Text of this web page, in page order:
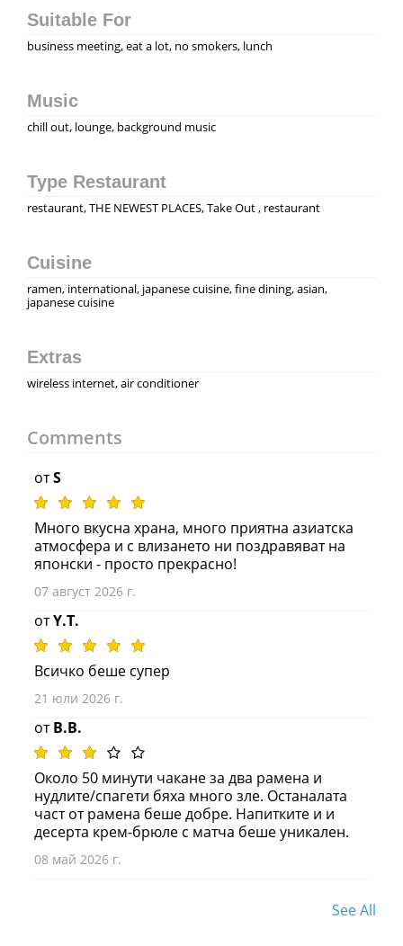
Suitable For
business meeting, eat a lot, no smokers, lunch
Music
chill out, lounge, background music
Type Restaurant
restaurant, THE NEWEST PLACES, Take Out , restaurant
Cuisine
ramen, international, japanese cuisine, fine dining, asian,
japanese cuisine
Extras
wireless internet, air conditioner
Comments
отS
Много вкусна храна, много приятна азиатска
атмосфера и с влизането ни поздравяват на
японски - просто прекрасно!
07 август 2026 г.
отY.T.
Всичко беше супер
21 юли 2026 г.
отB.B.
Около 50 минути чакане за два рамена и
нудлите/спагети бяха много зле. Останалата
част от рамена беше добре. Напитките и и
десерта крем-брюле с матча беше уникален.
08 май 2026 г.
See All